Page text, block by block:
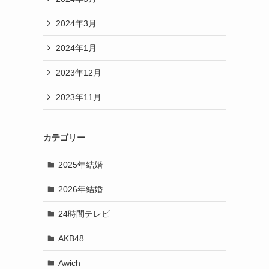
2024年3月
2024年1月
2023年12月
2023年11月
カテゴリー
2025年結婚
2026年結婚
24時間テレビ
AKB48
Awich